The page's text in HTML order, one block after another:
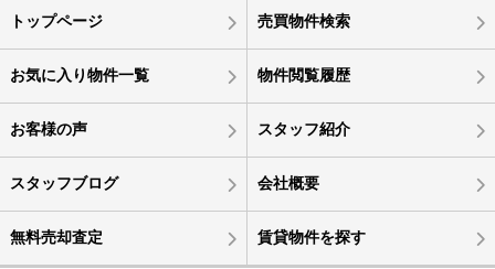
トップページ 売買物件検索
お気に入り物件一覧 物件閲覧履歴
お客様の声 スタッフ紹介
スタッフブログ 会社概要
無料売却査定 賃貸物件を探す